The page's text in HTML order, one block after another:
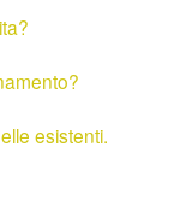
esistenti.